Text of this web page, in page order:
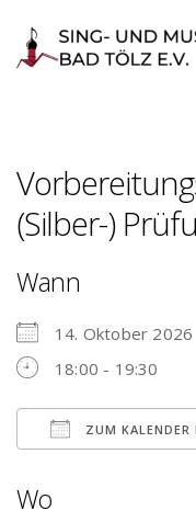
content
(Silber-)
Wann
14. Oktober
18:00 - 19:30
ZUM KALENDER
Wo